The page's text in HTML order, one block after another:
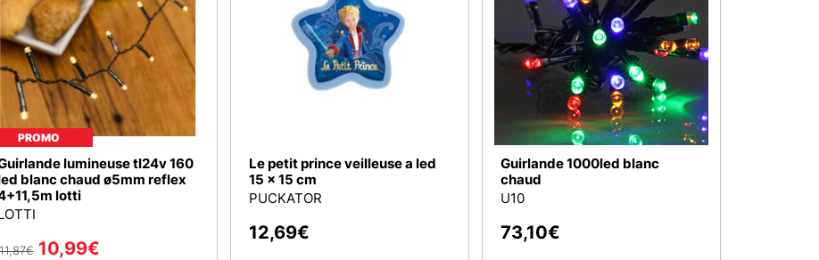
PROMO
lumineuse tl24v 160
blanc chaud ø5mm reflex
lotti
€ 10,99€
Le petit prince veilleuse a led
15 x 15 cm
PUCKATOR
12,69€
Guirlande 1000led blanc
chaud
U10
73,10€